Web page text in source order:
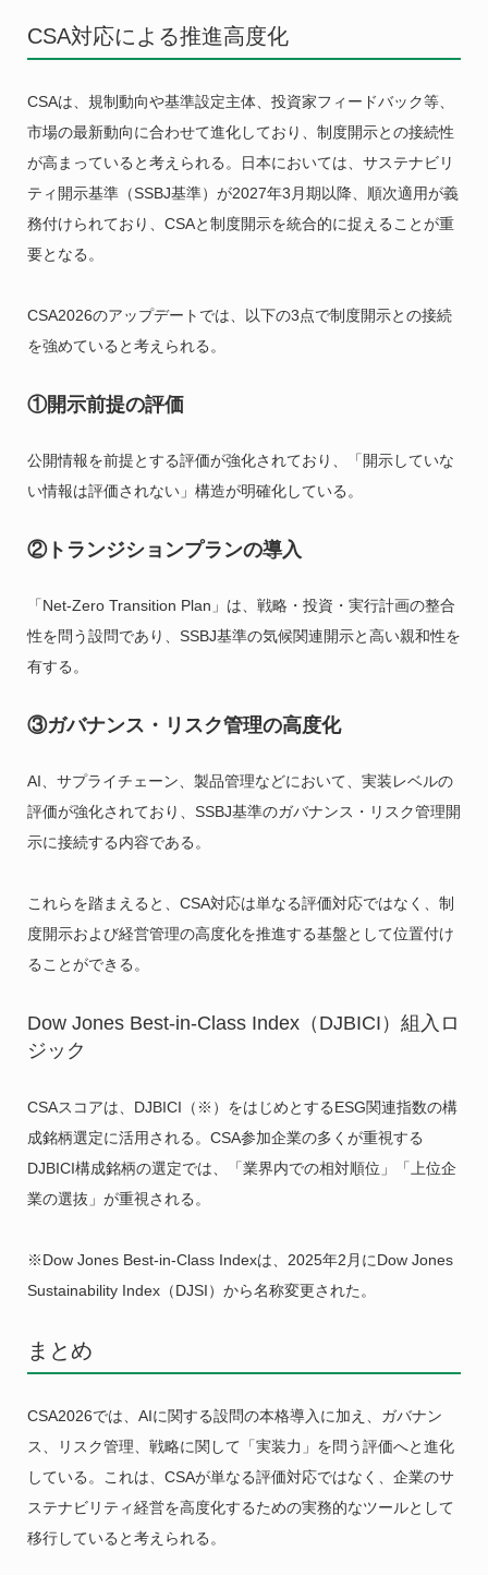
CSA対応による推進高度化
CSAは、規制動向や基準設定主体、投資家フィードバック等、
市場の最新動向に合わせて進化しており、制度開示との接続性
が高まっていると考えられる。日本においては、サステナビリ
ティ開示基準（SSBJ基準）が2027年3月期以降、順次適用が義
務付けられており、CSAと制度開示を統合的に捉えることが重
要となる。
CSA2026のアップデートでは、以下の3点で制度開示との接続
を強めていると考えられる。
①開示前提の評価
公開情報を前提とする評価が強化されており、「開示していな
い情報は評価されない」構造が明確化している。
②トランジションプランの導入
「Net-Zero Transition Plan」は、戦略・投資・実行計画の整合
性を問う設問であり、SSBJ基準の気候関連開示と高い親和性を
有する。
③ガバナンス・リスク管理の高度化
AI、サプライチェーン、製品管理などにおいて、実装レベルの
評価が強化されており、SSBJ基準のガバナンス・リスク管理開
示に接続する内容である。
これらを踏まえると、CSA対応は単なる評価対応ではなく、制
度開示および経営管理の高度化を推進する基盤として位置付け
ることができる。
Dow Jones Best-in-Class Index（DJBICI）組入ロ
ジック
CSAスコアは、DJBICI（※）をはじめとするESG関連指数の構
成銘柄選定に活用される。CSA参加企業の多くが重視する
DJBICI構成銘柄の選定では、「業界内での相対順位」「上位企
業の選抜」が重視される。
※Dow Jones Best-in-Class Indexは、2025年2月にDow Jones
Sustainability Index（DJSI）から名称変更された。
まとめ
CSA2026では、AIに関する設問の本格導入に加え、ガバナン
ス、リスク管理、戦略に関して「実装力」を問う評価へと進化
している。これは、CSAが単なる評価対応ではなく、企業のサ
ステナビリティ経営を高度化するための実務的なツールとして
移行していると考えられる。